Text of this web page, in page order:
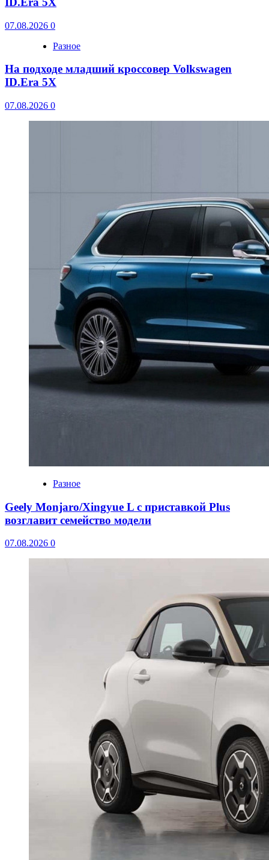
07.08.2026 0
Разное
На подходе младший кроссовер Volkswagen
ID.Era 5X
07.08.2026 0
Разное
Geely Monjaro/Xingyue L с приставкой Plus
возглавит семейство модели
07.08.2026 0